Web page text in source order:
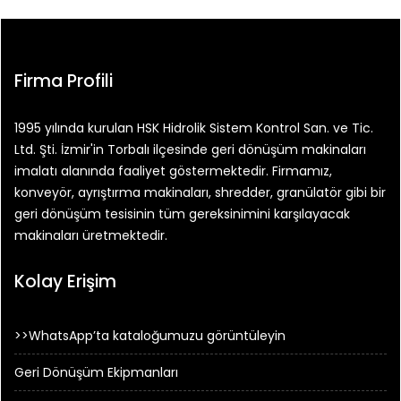
Firma Profili
1995 yılında kurulan HSK Hidrolik Sistem Kontrol San. ve Tic.
Ltd. Şti. İzmir'in Torbalı ilçesinde geri dönüşüm makinaları
imalatı alanında faaliyet göstermektedir. Firmamız,
konveyör, ayrıştırma makinaları, shredder, granülatör gibi bir
geri dönüşüm tesisinin tüm gereksinimini karşılayacak
makinaları üretmektedir.
Kolay Erişim
>>WhatsApp’ta kataloğumuzu görüntüleyin
Geri Dönüşüm Ekipmanları